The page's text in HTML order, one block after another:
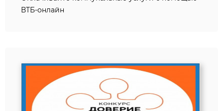
ВТБ-онлайн